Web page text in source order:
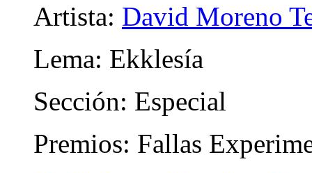
Artista: David Moreno
Lema: Ekklesía
Sección: Especial
Premios: Fallas